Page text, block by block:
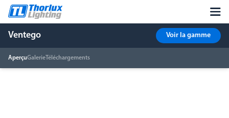
Ventego
AperçuGalerie Téléchargements
Voir la gamme